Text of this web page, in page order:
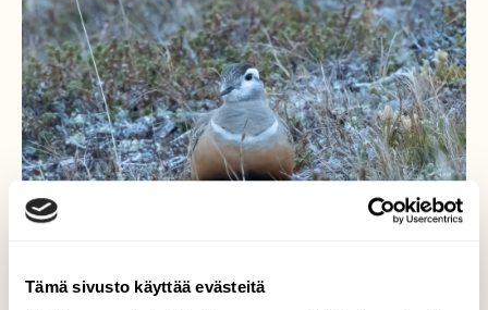
Tämä sivusto käyttää evästeitä